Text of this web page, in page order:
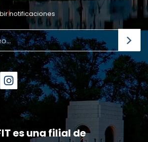
notificaciones
es una filial de